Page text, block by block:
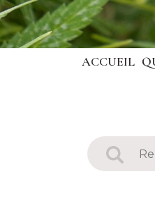
ACCUEIL